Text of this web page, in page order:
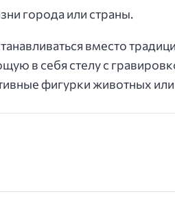
города или страны.
вместо
в себя стелу с
фигурки животных или